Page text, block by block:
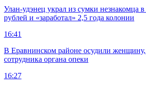
Улан-удэнец украл из сумки незнакомца
рублей и «заработал» 2,5 года колонии
16:41
В Еравнинском районе осудили
сотрудника органа опеки
16:27